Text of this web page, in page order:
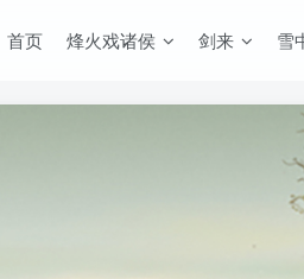
首页 烽火戏诸侯 剑来 雪